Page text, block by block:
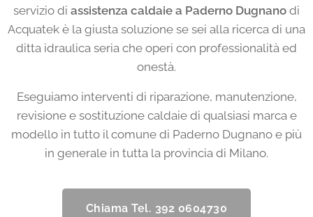
servizio di assistenza caldaie a Paderno Dugnano di
Acquatek è la giusta soluzione se sei alla ricerca di una
ditta idraulica seria che operi con professionalità ed
onestà.
Eseguiamo interventi di riparazione, manutenzione,
revisione e sostituzione caldaie di qualsiasi marca e
modello in tutto il comune di Paderno Dugnano e più
in generale in tutta la provincia di Milano.
Chiama Tel. 392 0604730